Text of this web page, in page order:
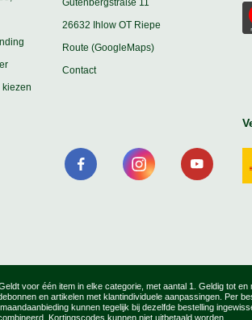
Gutenbergstraße 11
26632 Ihlow OT Riepe
Route (GoogleMaps)
Contact
Geldt voor één item in elke categorie, met aantal 1. Geldig tot
en artikelen met klantindividuele aanpassingen. Per
kunnen tegelijk bij dezelfde bestelling
Kortingscodes kunnen niet uitbetaald worden.